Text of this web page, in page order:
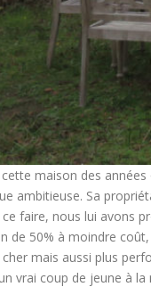
maison des
ambitieuse. Sa
faire, nous lui avons
de 50% à moindre
mais aussi plus
vrai coup de jeune à la